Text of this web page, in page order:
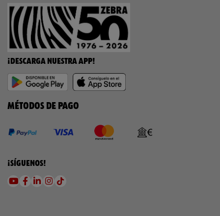
¡DESCARGA NUESTRA APP!
MÉTODOS DE PAGO
¡SÍGUENOS!